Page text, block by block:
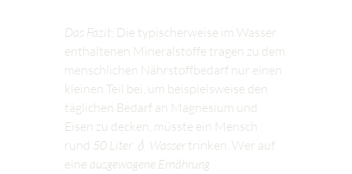
Das Fazit: Die typischerweise im Wasser
enthaltenen Mineralstoffe tragen zu dem
menschlichen Nährstoffbedarf nur einen
kleinen Teil bei, um beispielsweise den
täglichen Bedarf an Magnesium und
Eisen zu decken, müsste ein Mensch
rund 50 Liter 💧 Wasser trinken. Wer auf
eine ausgewogene Ernährung